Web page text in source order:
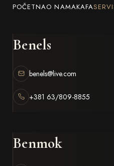
POČETNAO NAMAKAFA
Benels
benels@live.com
+381 63/809-8855
Benmok